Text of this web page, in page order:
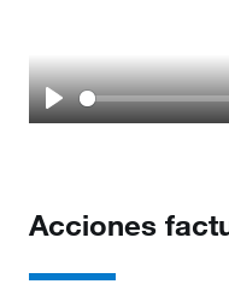
Play
Acciones